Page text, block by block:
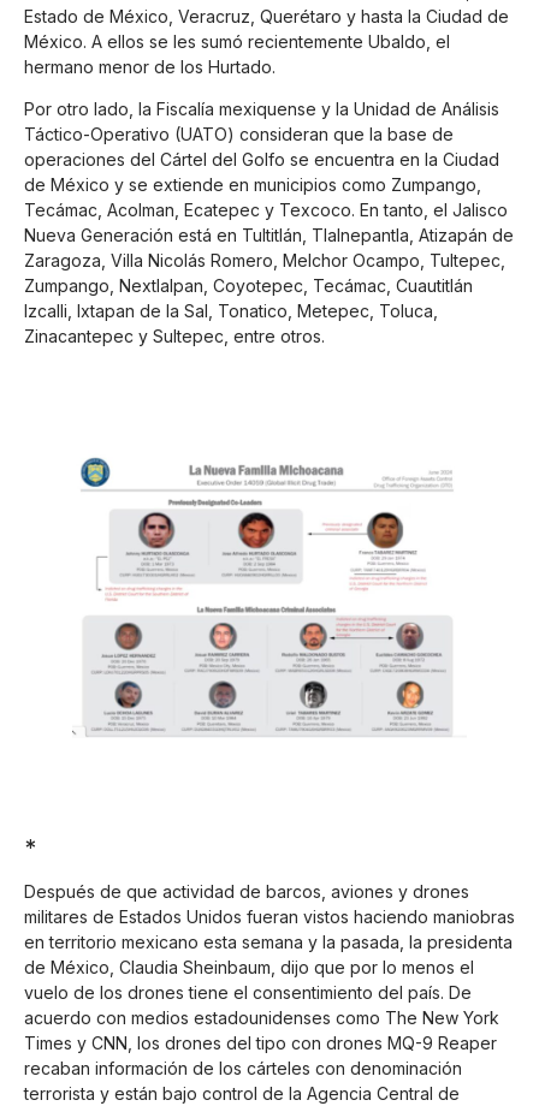
Estado de México, Veracruz, Querétaro y hasta la Ciudad de
México. A ellos se les sumó recientemente Ubaldo, el
hermano menor de los Hurtado.
Por otro lado, la Fiscalía mexiquense y la Unidad de Análisis
Táctico-Operativo (UATO) consideran que la base de
operaciones del Cártel del Golfo se encuentra en la Ciudad
de México y se extiende en municipios como Zumpango,
Tecámac, Acolman, Ecatepec y Texcoco. En tanto, el Jalisco
Nueva Generación está en Tultitlán, Tlalnepantla, Atizapán de
Zaragoza, Villa Nicolás Romero, Melchor Ocampo, Tultepec,
Zumpango, Nextlalpan, Coyotepec, Tecámac, Cuautitlán
Izcalli, Ixtapan de la Sal, Tonatico, Metepec, Toluca,
Zinacantepec y Sultepec, entre otros.
*
Después de que actividad de barcos, aviones y drones
militares de Estados Unidos fueran vistos haciendo maniobras
en territorio mexicano esta semana y la pasada, la presidenta
de México, Claudia Sheinbaum, dijo que por lo menos el
vuelo de los drones tiene el consentimiento del país. De
acuerdo con medios estadounidenses como The New York
Times y CNN, los drones del tipo con drones MQ-9 Reaper
recaban información de los cárteles con denominación
terrorista y están bajo control de la Agencia Central de